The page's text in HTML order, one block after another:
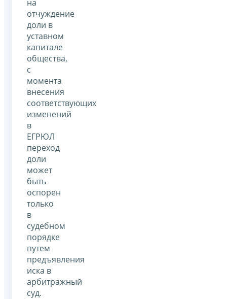
на
отчуждение
доли в
уставном
капитале
общества,
с
момента
внесения
соответствующих
изменений
в
ЕГРЮЛ
переход
доли
может
быть
оспорен
только
в
судебном
порядке
путем
предъявления
иска в
арбитражный
суд.